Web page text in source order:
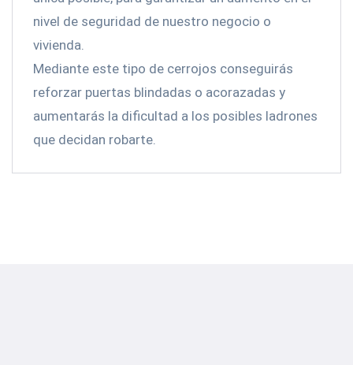
nivel de seguridad de nuestro negocio o
vivienda.
Mediante este tipo de cerrojos conseguirás
reforzar puertas blindadas o acorazadas y
aumentarás la dificultad a los posibles ladrones
que decidan robarte.